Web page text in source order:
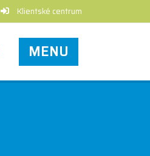
Klientské centrum
MENU